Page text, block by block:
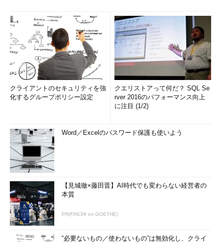
クライアントのセキュリティを強
化するグループポリシー設定
クエリストアって何だ？ SQL Se
rver 2016のパフォーマンス向上
に注目 (1/2)
Word／Excelのパスワード保護も使いよう
【見城徹×藤田晋】AI時代でも変わらない経営者の
本質
PR(FINCHI on GOETHE)
“必要ないもの／使わないもの”は無効化し、クライ